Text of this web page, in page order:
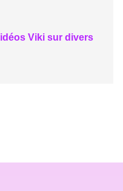
Viki sur divers